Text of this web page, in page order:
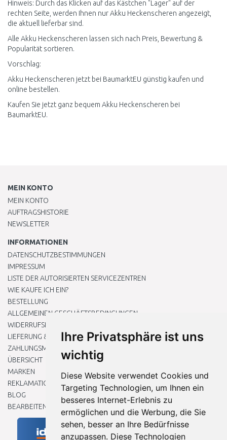
Ihre Privatsphäre ist uns
wichtig
Diese Website verwendet Cookies und
Targeting Technologien, um Ihnen ein
besseres Internet-Erlebnis zu
ermöglichen und die Werbung, die Sie
sehen, besser an Ihre Bedürfnisse
anzupassen. Diese Technologien
Hinweis: Durch das Klicken auf das Kästchen "Lager" auf der
rechten Seite, werden Ihnen nur Akku Heckenscheren angezeigt,
die aktuell lieferbar sind.
Alle Akku Heckenscheren lassen sich nach Preis, Bewertung &
Popularität sortieren.
Vorschlag:
Akku Heckenscheren jetzt bei BaumarktEU günstig kaufen und
online bestellen.
Kaufen Sie jetzt ganz bequem Akku Heckenscheren bei
BaumarktEU.
MEIN KONTO
MEIN KONTO
AUFTRAGSHISTORIE
NEWSLETTER
INFORMATIONEN
DATENSCHUTZBESTIMMUNGEN
IMPRESSUM
LISTE DER AUTORISIERTEN SERVICEZENTREN
WIE KAUFE ICH EIN?
BESTELLUNG
ALLGEMEINEN GESCHÄFTSBEDINGUNGEN
WIDERRUFSRECHT
LIEFERUNG & ZAHLUNG
ZAHLUNGSMETHODEN
ÜBERSICHT
MARKEN
REKLAMATIONEN UND RETOUREN
BLOG
BEARBEITEN SIE MEINE COOKIE-EINSTELLUNGEN